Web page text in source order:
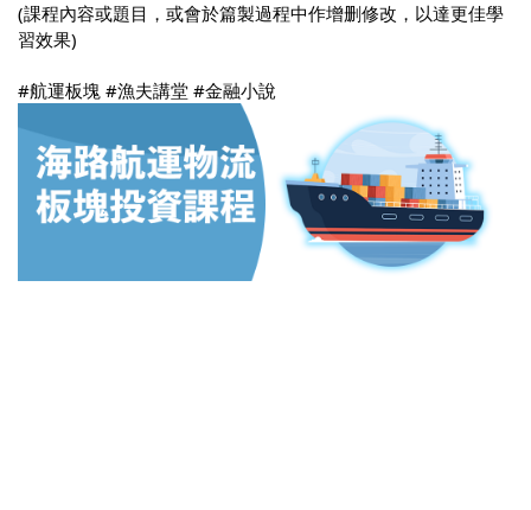
(課程內容或題目，或會於篇製過程中作增删修改，以達更佳學
習效果)
#航運板塊 #漁夫講堂 #金融小說